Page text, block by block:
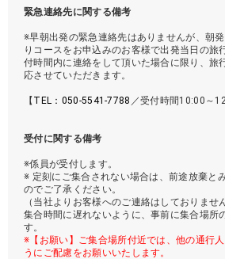
緊急連絡先に関する備考
※早朝出発の緊急連絡先はありませんが、朝
りコースをお申込みのお客様で出発当日の旅
付時間内に連絡をして頂いた場合に限り、旅
応させていただきます。
【TEL：050-5541-7788 ／受付時間10:00～
受付に関する備考
※係員が受付します。
※ 定刻にご集合されない場合は、前途放棄と
のでご了承ください。
（当社よりお客様へのご連絡はしておりませ
集合時間に遅れないように、事前に集合場所
す。
※【お願い】ご集合場所付近では、他の通行
うにご配慮をお願いいたします。